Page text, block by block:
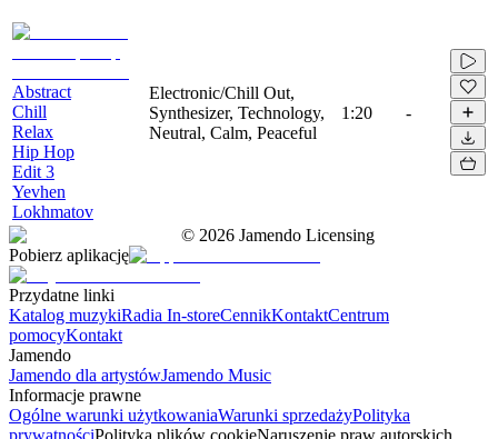
Abstract
Chill
Relax
Hip Hop
Edit 3
Yevhen
Lokhmatov
Electronic/Chill Out,
Synthesizer, Technology,
Neutral, Calm, Peaceful
1:20 -
© 2026 Jamendo Licensing
Pobierz aplikację
Przydatne linki
Katalog muzykiRadia In-storeCennikKontaktCentrum
pomocyKontakt
Jamendo
Jamendo dla artystówJamendo Music
Informacje prawne
Ogólne warunki użytkowaniaWarunki sprzedażyPolityka
prywatnościPolityka plików cookieNaruszenie praw autorskich